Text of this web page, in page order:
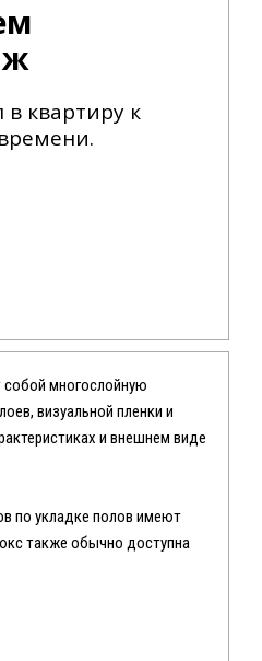
квартиру к
собой многослойную
визуальной пленки и
и внешнем виде
по укладке полов имеют
также обычно доступна